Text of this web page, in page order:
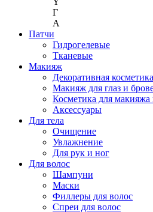
Г
A
Патчи
Гидрогелевые
Тканевые
Макияж
Декоративная
Макияж для глаз и
Косметика для макияжа
Аксессуары
Для тела
Очищение
Увлажнение
Для рук и ног
Для волос
Шампуни
Маски
Филлеры для волос
Спреи для волос